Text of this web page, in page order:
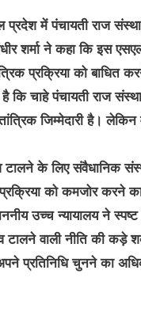
प्रदेश में पंचायती राज
शर्मा ने कहा कि इस
प्रक्रिया को बाधित
है कि चाहे पंचायती राज
जिम्मेदारी है।
के लिए संवैधानिक
को कमजोर करने का
उच्च न्यायालय ने
टालने वाली नीति की
प्रतिनिधि चुनने का